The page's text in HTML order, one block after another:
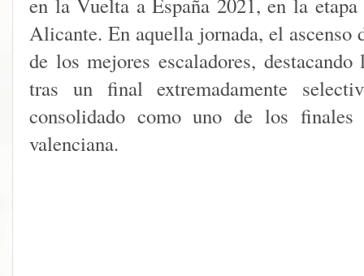
en la Vuelta a España 2021, en la
Alicante. En aquella jornada, el ascenso
de los mejores escaladores,
tras un final extremadamente
consolidado como uno de los
valenciana.